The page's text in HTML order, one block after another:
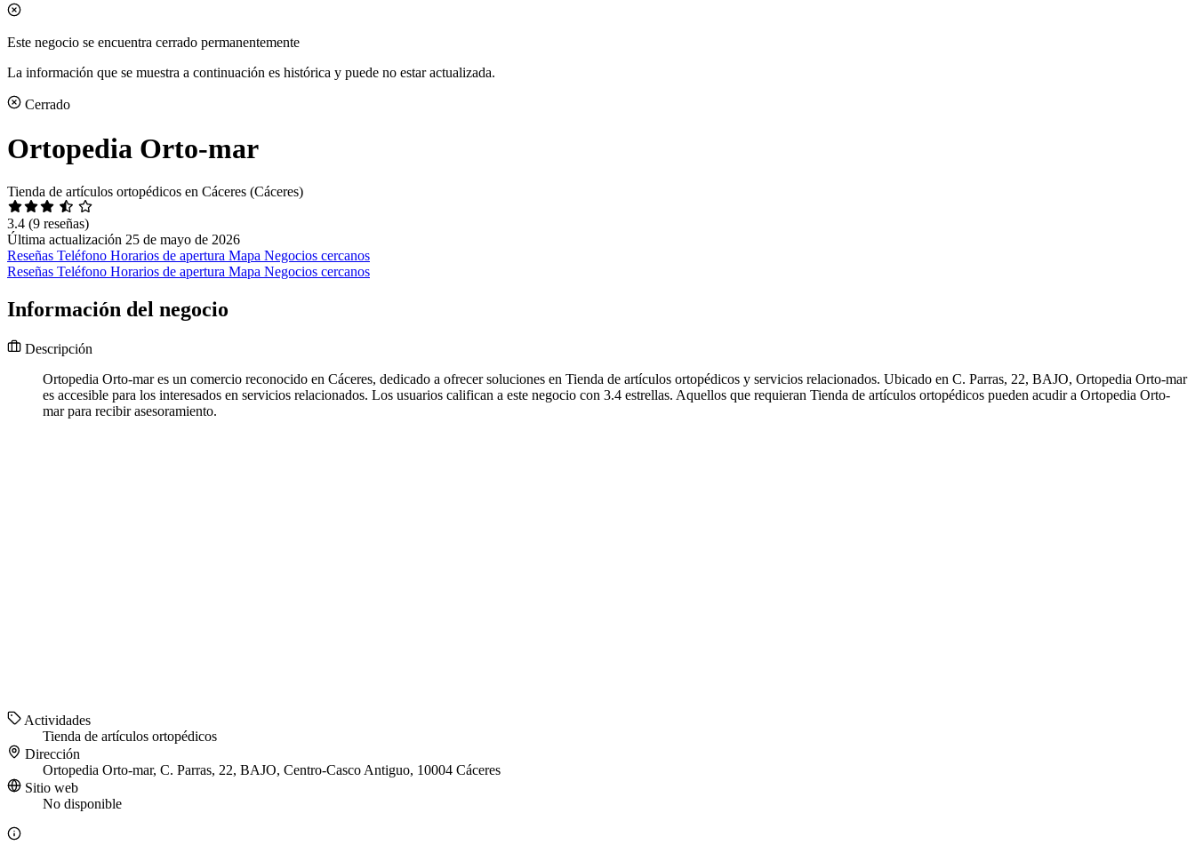
Este negocio se encuentra cerrado permanentemente
La información que se muestra a continuación es histórica y puede no estar actualizada.
Cerrado
Ortopedia Orto-mar
Tienda de artículos ortopédicos en Cáceres (Cáceres)
3.4 (9 reseñas)
Última actualización 25 de mayo de 2026
Reseñas Teléfono Horarios de apertura Mapa Negocios cercanos
Reseñas Teléfono Horarios de apertura Mapa Negocios cercanos
Información del negocio
Descripción
Ortopedia Orto-mar es un comercio reconocido en Cáceres, dedicado a ofrecer soluciones en Tienda de artículos ortopédicos y servicios relacionados. Ubicado en C. Parras, 22, BAJO, Ortopedia Orto-mar
es accesible para los interesados en servicios relacionados. Los usuarios califican a este negocio con 3.4 estrellas. Aquellos que requieran Tienda de artículos ortopédicos pueden acudir a Ortopedia Orto-
mar para recibir asesoramiento.
Actividades
Tienda de artículos ortopédicos
Dirección
Ortopedia Orto-mar, C. Parras, 22, BAJO, Centro-Casco Antiguo, 10004 Cáceres
Sitio web
No disponible